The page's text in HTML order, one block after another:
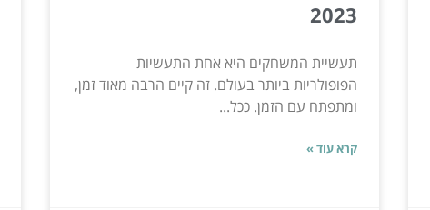
2023
תעשיית המשחקים היא אחת התעשיות
הפופולריות ביותר בעולם. זה קיים הרבה מאוד זמן,
ומתפתח עם הזמן. ככל...
קרא עוד »